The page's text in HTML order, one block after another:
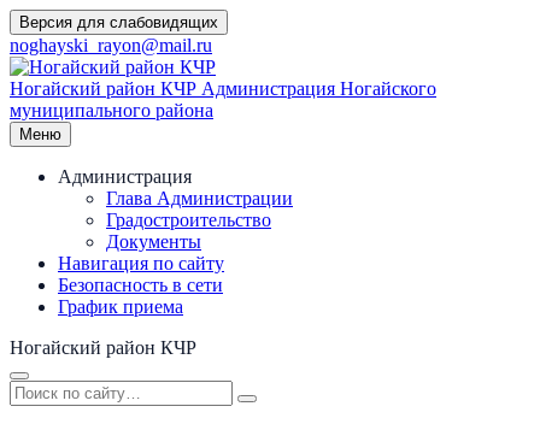
Перейти
к
содержимому
Версия для слабовидящих
noghayski_rayon@mail.ru
Ногайский район КЧР Администрация Ногайского
муниципального района
Меню
Администрация
Глава Администрации
Градостроительство
Документы
Навигация по сайту
Безопасность в сети
График приема
Ногайский район КЧР